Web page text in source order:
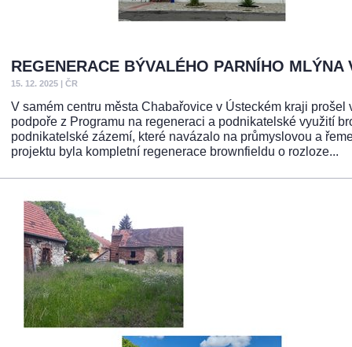
REGENERACE BÝVALÉHO PARNÍHO MLÝNA
15. 12. 2025 | ČR
V samém centru města Chabařovice v Ústeckém kraji
podpoře z Programu na regeneraci a podnikatelské využití
podnikatelské zázemí, které navázalo na průmyslovou a
projektu byla kompletní regenerace brownfieldu o rozloze...